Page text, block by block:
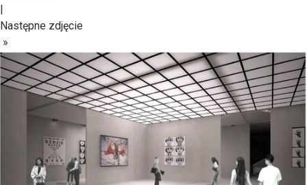
|
Następne zdjęcie
»